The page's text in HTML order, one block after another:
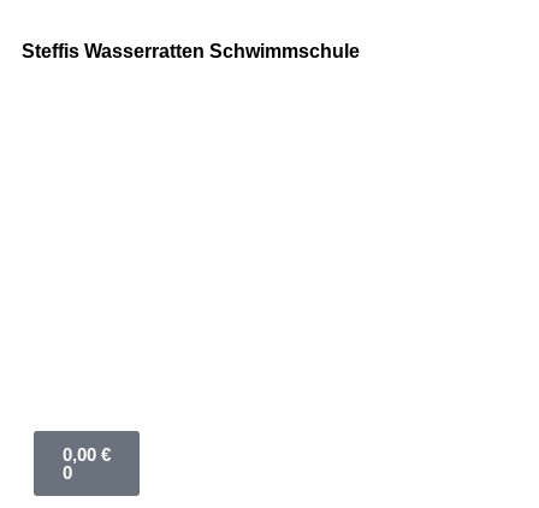
Steffis Wasserratten Schwimmschule
0,00 €
0